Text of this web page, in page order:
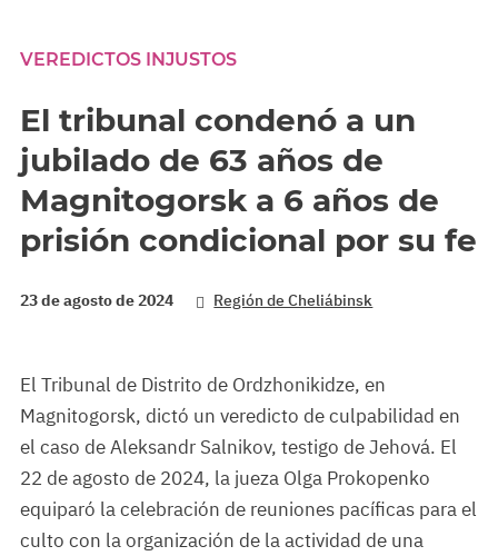
VEREDICTOS INJUSTOS
El tribunal condenó a un
jubilado de 63 años de
Magnitogorsk a 6 años de
prisión condicional por su fe
23 de agosto de 2024 Región de Cheliábinsk
El Tribunal de Distrito de Ordzhonikidze, en
Magnitogorsk, dictó un veredicto de culpabilidad en
el caso de Aleksandr Salnikov, testigo de Jehová. El
22 de agosto de 2024, la jueza Olga Prokopenko
equiparó la celebración de reuniones pacíficas para el
culto con la organización de la actividad de una